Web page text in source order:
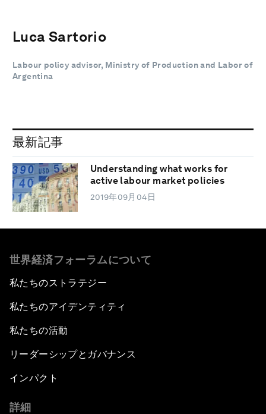
Luca Sartorio
Labour policy advisor, Ministry of Production and Labor of
Argentina
最新記事
Understanding what works for
active labour market policies
2019年09月04日
世界経済フォーラムについて
私たちのストラテジー
私たちのアイデンティティ
私たちの活動
リーダーシップとガバナンス
インパクト
詳細